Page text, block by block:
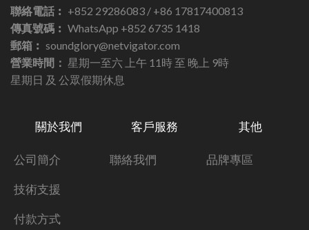
聯絡電話︰ +852 29286083 / +86 17817400813
傳真號碼︰ WhatsApp +852 6735 1418
郵箱︰ soundglory@netvigator.com
營業時間： 星期一至六 上午 11時 至 晚上 9時
星期日 及 公眾假期休息
關於我們
公司簡介
技術支援
付款方式
客戶服務
聯絡我們
其他
品牌專區